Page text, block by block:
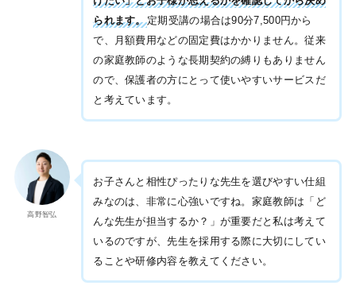
られます。定期受講の場合は90分7,500円から
で、月額費用などの固定費はかかりません。従来
の家庭教師のような長期契約の縛りもありません
ので、保護者の方にとって使いやすいサービスだ
と考えています。
高野智弘
お子さんと相性ぴったりな先生を選びやすい仕組
みなのは、非常に心強いですね。家庭教師は「ど
んな先生が担当するか？」が重要だと私は考えて
いるのですが、先生を採用する際に大切にしてい
ることや研修内容を教えてください。